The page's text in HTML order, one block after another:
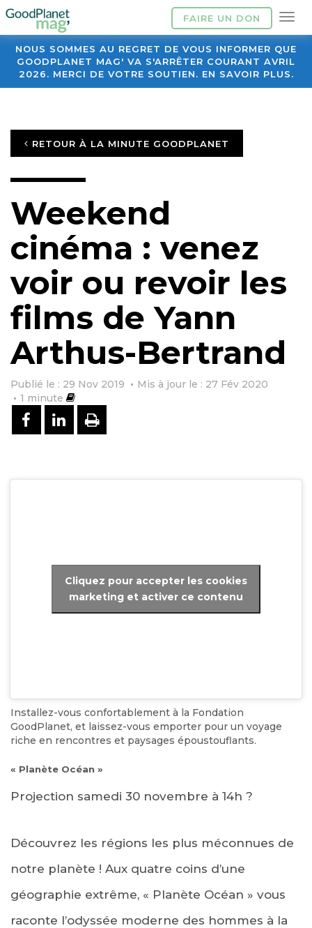
FAIRE UN DON
NOUS SOMMES AU REGRET DE VOUS INFORMER QUE
GOODPLANET MAG' VA S'ARRÊTER COURANT AVRIL
2026. MERCI DE VOTRE SOUTIEN. EN SAVOIR PLUS.
RETOUR À LA MINUTE GOODPLANET
Weekend
cinéma : venez
voir ou revoir les
films de Yann
Arthus-Bertrand
Publié le : 29 Nov 2019
Mis à jour le : 27 Fév 2020
1 minute
PARTAGER SUR FACEBOOK
PARTAGER SUR LINKEDIN
IMPRIMER
Cliquez pour accepter les cookies
marketing et activer ce contenu
Installez-vous confortablement à la Fondation
GoodPlanet, et laissez-vous emporter pour un voyage
riche en rencontres et paysages époustouflants.
« Planète Océan »
Projection samedi 30 novembre à 14h ?
Découvrez les régions les plus méconnues de
notre planète ! Aux quatre coins d’une
géographie extrême, « Planète Océan » vous
raconte l’odyssée moderne des hommes à la